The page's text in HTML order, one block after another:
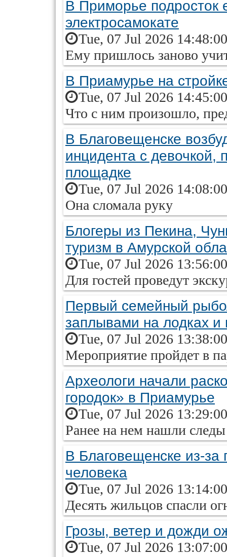
В Приморье подросток
электросамокате
Tue, 07 Jul 2026
Ему пришлось заново
В Приамурье на
Tue, 07 Jul 2026
Что с ним произошло,
В Благовещенске
инцидента с девочкой,
площадке
Tue, 07 Jul 2026
Она сломала руку
Блогеры из Пекина,
туризм в Амурской
Tue, 07 Jul 2026
Для гостей проведут
Первый семейный
заплывами на лодках и
Tue, 07 Jul 2026
Мероприятие пройдет в
Археологи начали
городок» в Приамурье
Tue, 07 Jul 2026
Ранее на нем нашли
В Благовещенске из-за
человека
Tue, 07 Jul 2026
Десять жильцов спасли
Грозы, ветер и дожди
Tue, 07 Jul 2026